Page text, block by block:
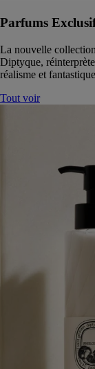
Parfums
La nouvelle
Diptyque,
réalisme et
Tout voir